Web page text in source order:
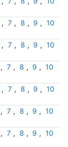
, 7 , 8 , 9 ,
10
, 7 , 8 , 9 ,
10
, 7 , 8 , 9 ,
10
, 7 , 8 , 9 ,
10
, 7 , 8 , 9 ,
10
, 7 , 8 , 9 ,
10